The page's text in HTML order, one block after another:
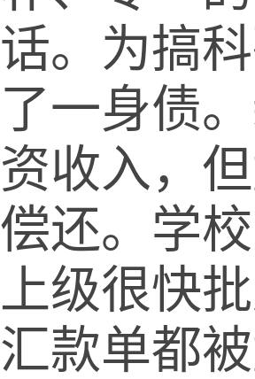
话。为搞
了一身债
资收入，
偿还。学
上级很快
汇款单都